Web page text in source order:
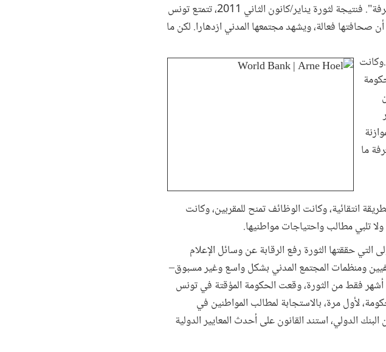
قد يظن المرء ببساطة أنه كان سيُحتفى في تونس بيوم "الحق الدولي في المعرفة". فنتيجة لثورة يناير/كانون الثاني 2011، تتمتع تونس
صحافتها فعالة، ويشهد مجتمعها المدني ازدهارا. لكن ما
ما
انتقائية، وكانت الوظائف تمنح للمقربين، وكانت
تلبي مطالب واحتياجات مواطنيها.
حققتها الثورة رفع الرقابة عن وسائل الإعلام
ومنظمات المجتمع المدني بشكل واسع وغير مسبوق–
الصمت مرة أخرى أبدا.في مايو/أيار 2011، بعد أربعة أشهر فقط من الثورة، وقعت الحكومة المؤقتة في تونس
لأول مرة، بالاستجابة لمطالب المواطنين في
الدولي، استند القانون على أحدث المعايير الدولية